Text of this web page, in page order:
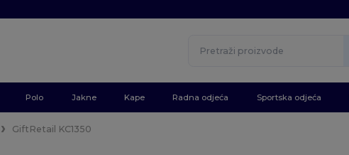
Polo Jakne Kape Radna odjeća Sportska odjeća
GiftRetail KC1350